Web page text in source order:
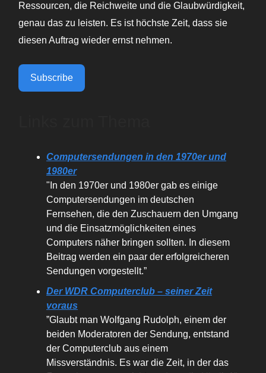
Ressourcen, die Reichweite und die Glaubwürdigkeit,
genau das zu leisten. Es ist höchste Zeit, dass sie
diesen Auftrag wieder ernst nehmen.
Subscribe
Computersendungen in den 1970er und
1980er
"In den 1970er und 1980er gab es einige
Computersendungen im deutschen
Fernsehen, die den Zuschauern den Umgang
und die Einsatzmöglichkeiten eines
Computers näher bringen sollten. In diesem
Beitrag werden ein paar der erfolgreicheren
Sendungen vorgestellt.”
Der WDR Computerclub – seiner Zeit
voraus
”Glaubt man Wolfgang Rudolph, einem der
beiden Moderatoren der Sendung, entstand
der Computerclub aus einem
Missverständnis. Es war die Zeit, in der das